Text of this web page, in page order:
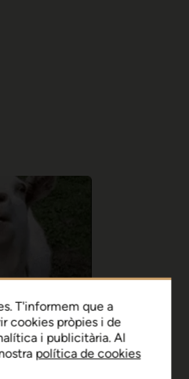
T'informem que a
cookies pròpies i de
i publicitària. Al
política de cookies